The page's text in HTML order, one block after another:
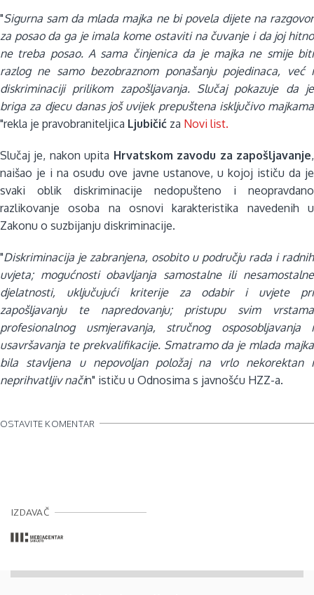
"Sigurna sam da mlada majka ne bi povela dijete na razgovor
za posao da ga je imala kome ostaviti na čuvanje i da joj hitno
ne treba posao. A sama činjenica da je majka ne smije biti
razlog ne samo bezobraznom ponašanju pojedinaca, već i
diskriminaciji prilikom zapošljavanja. Slučaj pokazuje da je
briga za djecu danas još uvijek prepuštena isključivo majkama
"rekla je pravobraniteljica Ljubičić za Novi list.
Slučaj je, nakon upita Hrvatskom zavodu za zapošljavanje,
naišao je i na osudu ove javne ustanove, u kojoj ističu da je
svaki oblik diskriminacije nedopušteno i neopravdano
razlikovanje osoba na osnovi karakteristika navedenih u
Zakonu o suzbijanju diskriminacije.
"Diskriminacija je zabranjena, osobito u području rada i radnih
uvjeta; mogućnosti obavljanja samostalne ili nesamostalne
djelatnosti, uključujući kriterije za odabir i uvjete pri
zapošljavanju te napredovanju; pristupu svim vrstama
profesionalnog usmjeravanja, stručnog osposobljavanja i
usavršavanja te prekvalifikacije. Smatramo da je mlada majka
bila stavljena u nepovoljan položaj na vrlo nekorektan i
neprihvatljiv način" ističu u Odnosima s javnošću HZZ-a.
OSTAVITE KOMENTAR
IZDAVAČ